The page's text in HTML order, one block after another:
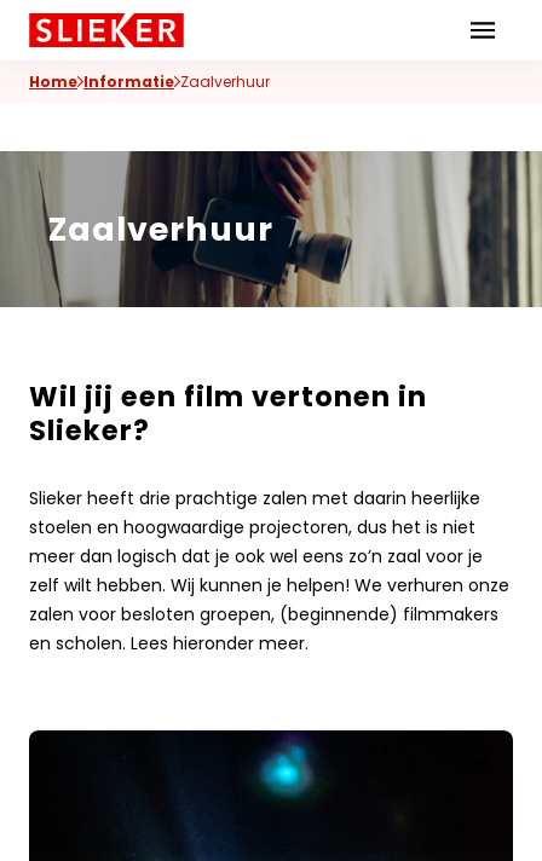
Skiplinks
Home Informatie Zaalverhuur
Zaalverhuur
Wil jij een film vertonen in
Slieker?
Slieker heeft drie prachtige zalen met daarin heerlijke
stoelen en hoogwaardige projectoren, dus het is niet
meer dan logisch dat je ook wel eens zo’n zaal voor je
zelf wilt hebben. Wij kunnen je helpen! We verhuren onze
zalen voor besloten groepen, (beginnende) filmmakers
en scholen. Lees hieronder meer.